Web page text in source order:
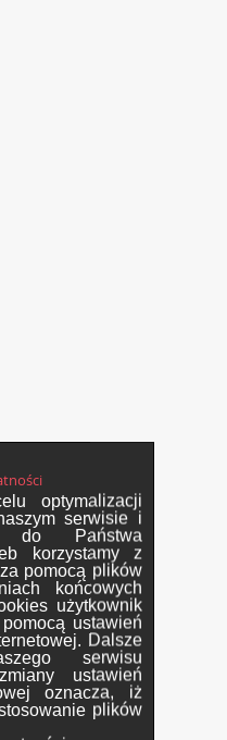
optymalizacji
serwisie i
do Państwa
korzystamy z
pomocą plików
końcowych
użytkownik
ustawień
Dalsze
serwisu
ustawień
oznacza, iż
plików